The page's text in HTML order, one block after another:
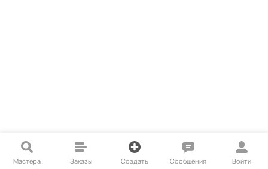
Мастера Заказы Создать Сообщения Войти